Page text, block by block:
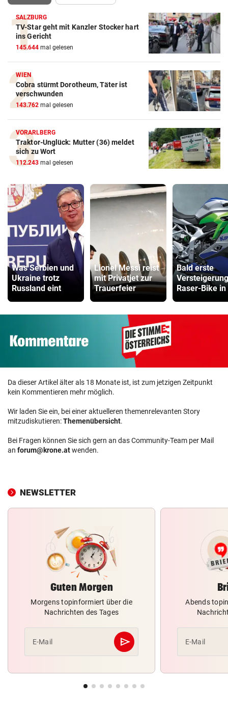
SALZBURG
TV-Star geht mit Kanzler Stocker hart
ins Gericht
145.644 mal gelesen
WIEN
Cobra stürmt Dorotheum, Täter ist
verschwunden
143.762 mal gelesen
VORARLBERG
Traktor-Unglück: Mutter (36) meldet
sich zu Wort
112.243 mal gelesen
Was Serbien und
Ukraine trotz
Russland eint
Lionel Messi reist
mit Privatjet zur
Trauerfeier
Bald erste
Raser-Bike in
Da dieser Artikel älter als 18 Monate ist, ist zum jetzigen Zeitpunkt
kein Kommentieren mehr möglich.
Wir laden Sie ein, bei einer aktuelleren themenrelevanten Story
mitzudiskutieren:Themenübersicht.
Bei Fragen können Sie sich gern an das Community-Team per Mail
an forum@krone.atwenden.
NEWSLETTER
Guten Morgen
Morgens topinformiert über die
Nachrichten des Tages
E-Mail send
Abschicken
Abends
E-Mail